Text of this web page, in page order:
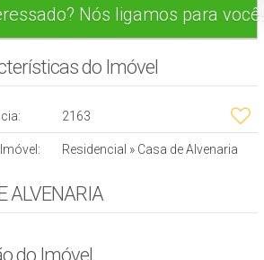
Nós ligamos para você!
do Imóvel
2163
Residencial » Casa de Alvenaria
ALVENARIA
do Imóvel